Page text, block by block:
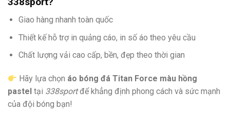
Giao hàng nhanh toàn quốc
Thiết kế hỗ trợ in quảng cáo, in số áo theo yêu cầu
Chất lượng vải cao cấp, bền, đẹp theo thời gian
Hãy lựa chọn áo bóng đá Titan Force màu hồng
pastel tại 338sportđể khẳng định phong cách và sức mạnh
của đội bóng bạn!